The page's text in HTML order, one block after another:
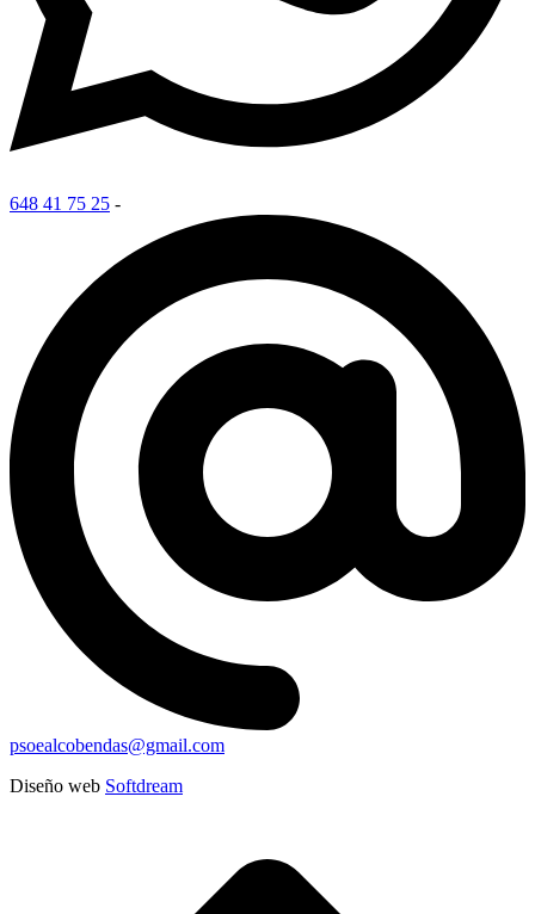
648 41 75 25 -
psoealcobendas@gmail.com
Diseño web Softdream